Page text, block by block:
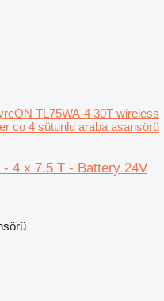
TL75WA-4 30T wireless
co 4 sütunlu araba asansörü
4 x 7.5 T - Battery 24V